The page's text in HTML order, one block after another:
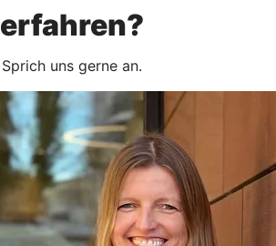
erfahren?
Sprich uns gerne an.